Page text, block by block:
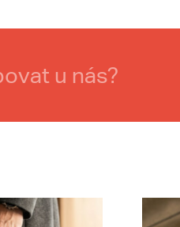
u nás?